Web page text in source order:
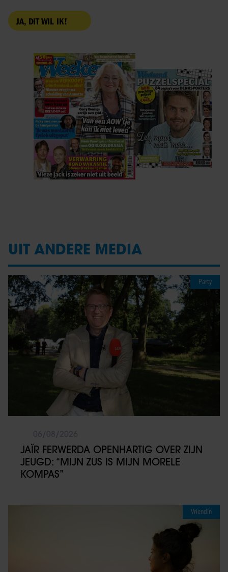
JA, DIT WIL IK!
UIT ANDERE MEDIA
Party
JAÏR FERWERDA OPENHARTIG OVER ZIJN
JEUGD: “MIJN ZUS IS MIJN MORELE
KOMPAS”
Vriendin